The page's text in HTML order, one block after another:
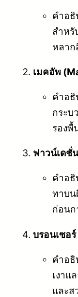
คำอ
สำหรั
หลาก
เมคอัพ
คำอ
กระบ
รองพื้
ฟาวน์เดชั่
คำอ
ทาบน
ก่อนก
บรอนเซอ
คำอ
เงาแ
และส